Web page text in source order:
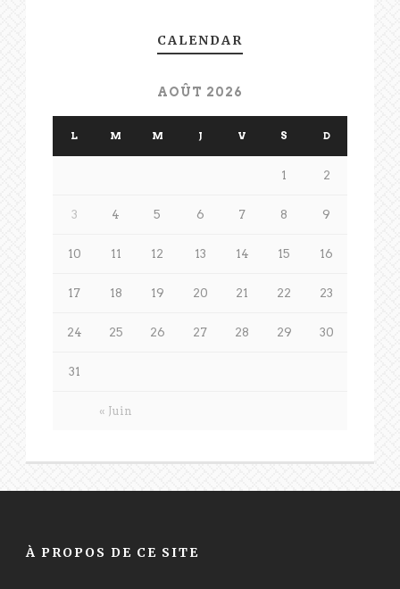
CALENDAR
AOÛT 2026
L M M J V S D
« Juin
1 2
3 4 5 6 7 8 9
10 11 12 13 14 15 16
17 18 19 20 21 22 23
24 25 26 27 28 29 30
31
À PROPOS DE CE SITE